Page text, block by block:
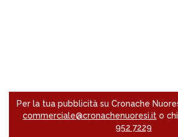
Per la tua pubblicità su Cronache
commerciale@cronachenuoresi.it o
952 7229